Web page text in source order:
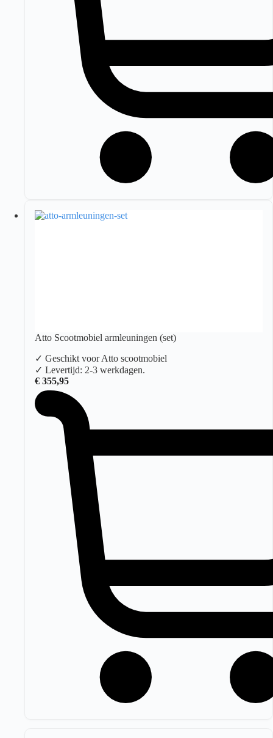
Atto Scootmobiel armleuningen (set)
✓ Geschikt voor Atto scootmobiel
✓ Levertijd: 2-3 werkdagen.
€ 355,95